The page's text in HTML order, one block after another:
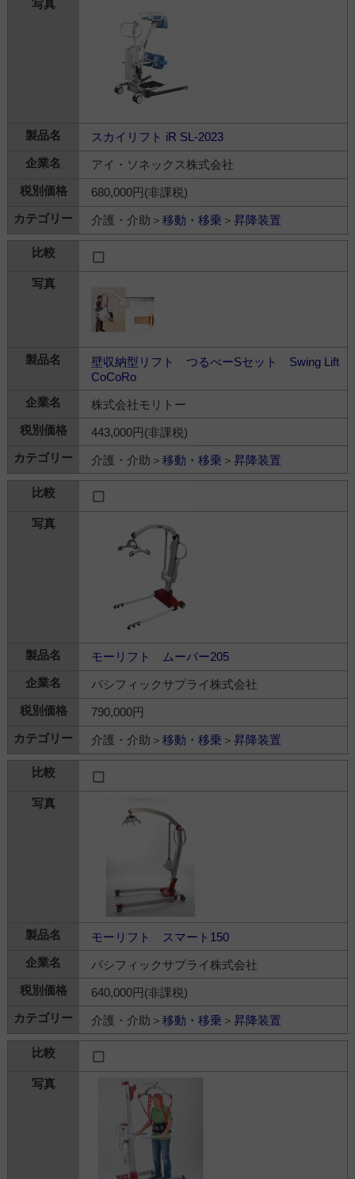
スカイリフト iR SL-2023
アイ・ソネックス株式会社
680,000円(非課税)
介護・介助＞ 移動・移乗 ＞ 昇降装置
壁収納型リフト つるべーSセット Swing Lift
CoCoRo
株式会社モリトー
443,000円(非課税)
介護・介助＞ 移動・移乗 ＞ 昇降装置
モーリフト ムーバー205
パシフィックサプライ株式会社
790,000円
介護・介助＞ 移動・移乗 ＞ 昇降装置
モーリフト スマート150
パシフィックサプライ株式会社
640,000円(非課税)
介護・介助＞ 移動・移乗 ＞ 昇降装置